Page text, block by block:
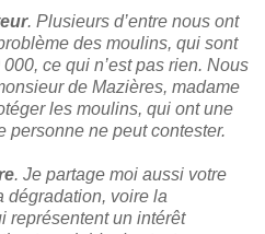
. Plusieurs d’entre nous ont
des moulins, qui sont
ce qui n’est pas rien. Nous
de Mazières, madame
les moulins, qui ont une
personne ne peut contester.
. Je partage moi aussi votre
dégradation, voire la
représentent un intérêt